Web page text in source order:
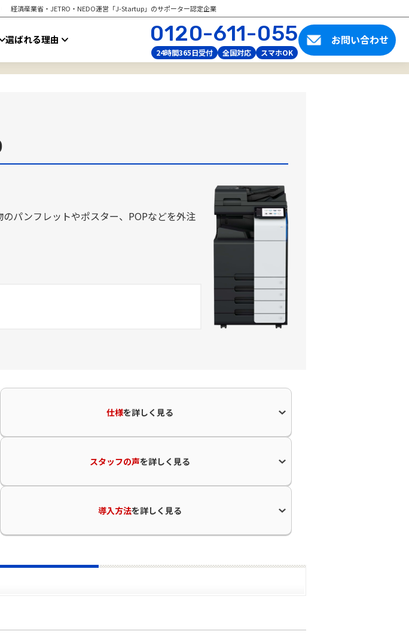
経済産業省・JETRO・NEDO運営「J-Startup」のサポーター認定企業
選ばれる理由 0120-611-055
24時間365日受付 全国対応 スマホOK
お問い合わせ
パンフレットやポスター、POPなどを外注
仕様を詳しく見る
スタッフの声を詳しく見る
導入方法を詳しく見る